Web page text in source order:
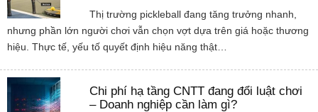
Thị trường pickleball đang tăng trưởng nhanh,
nhưng phần lớn người chơi vẫn chọn vợt dựa trên giá hoặc thương
hiệu. Thực tế, yếu tố quyết định hiệu năng thật…
Chi phí hạ tầng CNTT đang đổi luật chơi
– Doanh nghiệp cần làm gì?